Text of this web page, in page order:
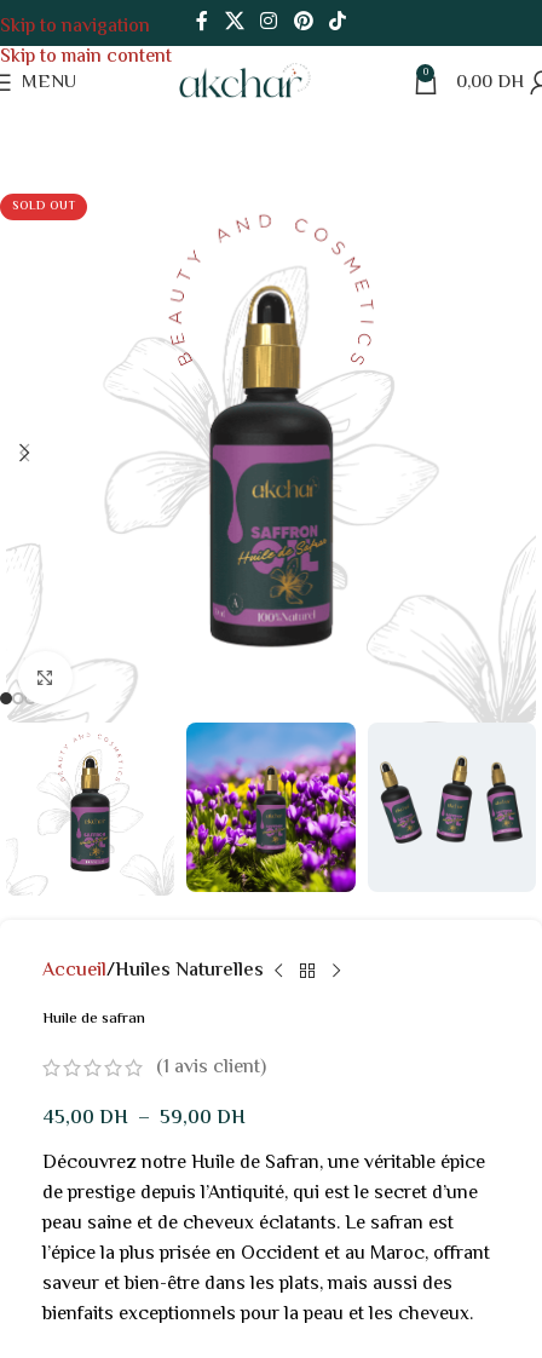
Skip to navigation
Skip to main content
MENU 0 0,00 DH
SOLD OUT
Click to enlarge
Accueil Huiles Naturelles
Huile de safran
(1 avis client)
45,00 DH – 59,00 DH
Découvrez notre Huile de Safran, une véritable épice
de prestige depuis l’Antiquité, qui est le secret d’une
peau saine et de cheveux éclatants. Le safran est
l’épice la plus prisée en Occident et au Maroc, offrant
saveur et bien-être dans les plats, mais aussi des
bienfaits exceptionnels pour la peau et les cheveux.